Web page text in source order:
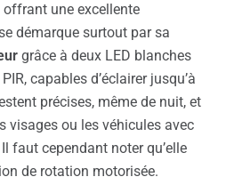
offrant une excellente
démarque surtout par sa
grâce à deux LED blanches
capables d’éclairer jusqu’à
précises, même de nuit, et
visages ou les véhicules avec
faut cependant noter qu’elle
de rotation motorisée.